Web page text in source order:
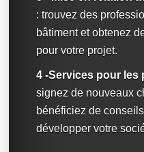
: trouvez des
bâtiment et obtenez
pour votre projet.
4 -Services pour les
signez de nouveaux
bénéficiez de
développer votre